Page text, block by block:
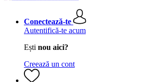
Conectează-te
Autentifică-te acum
Ești nou aici?
Creează un cont